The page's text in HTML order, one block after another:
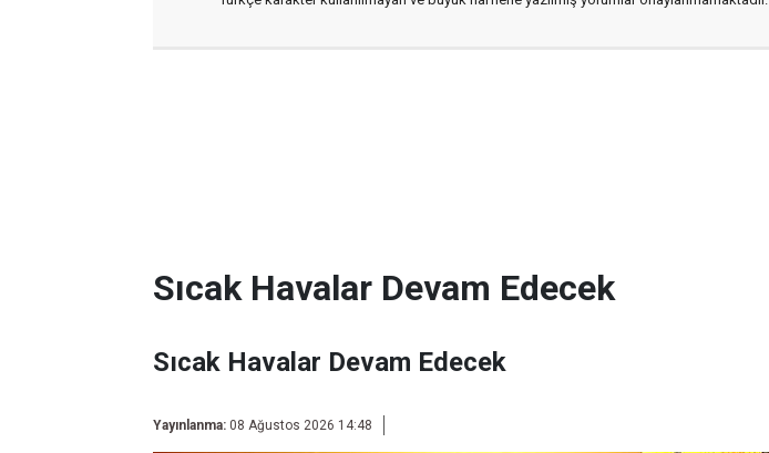
Sıcak Havalar Devam Edecek
Sıcak Havalar Devam Edecek
Yayınlanma: 08 Ağustos 2026 14:48